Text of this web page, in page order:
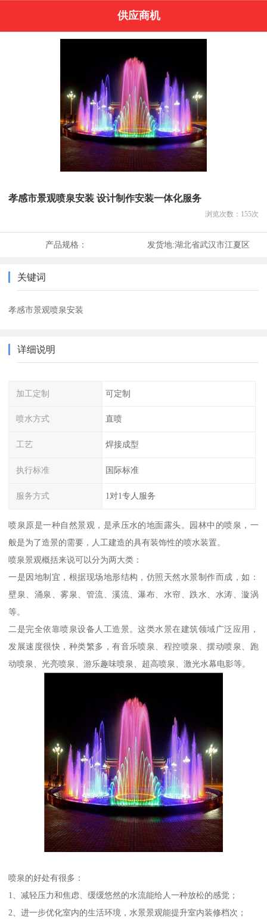
供应商机
孝感市景观喷泉安装 设计制作安装一体化服务
浏览次数： 155次
产品规格： 发货地:湖北省武汉市江夏区
关键词
孝感市景观喷泉安装
详细说明
加工定制 可定制
喷水方式 直喷
工艺 焊接成型
执行标准 国际标准
服务方式 1对1专人服务
喷泉原是一种自然景观，是承压水的地面露头。园林中的喷泉，一
般是为了造景的需要，人工建造的具有装饰性的喷水装置。
喷泉景观概括来说可以分为两大类：
一是因地制宜，根据现场地形结构，仿照天然水景制作而成，如：
壁泉、涌泉、雾泉、管流、溪流、瀑布、水帘、跌水、水涛、漩涡
等。
二是完全依靠喷泉设备人工造景。这类水景在建筑领域广泛应用，
发展速度很快，种类繁多，有音乐喷泉、程控喷泉、摆动喷泉、跑
动喷泉、光亮喷泉、游乐趣味喷泉、超高喷泉、激光水幕电影等。
喷泉的好处有很多：
1、减轻压力和焦虑、缓缓悠然的水流能给人一种放松的感觉；
2、进一步优化室内的生活环境，水景景观能提升室内装修档次；